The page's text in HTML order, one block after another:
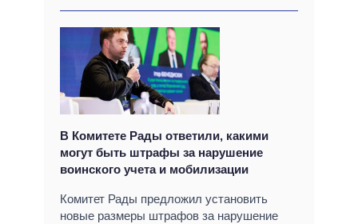
В Комитете Рады ответили, какими
могут быть штрафы за нарушение
воинского учета и мобилизации
Комитет Рады предложил установить
новые размеры штрафов за нарушение